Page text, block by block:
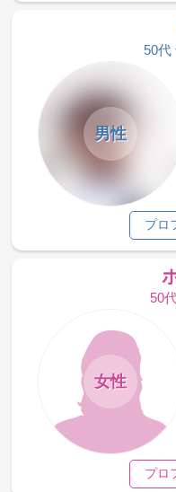
50代
男性
プロ
50
女性
プロ